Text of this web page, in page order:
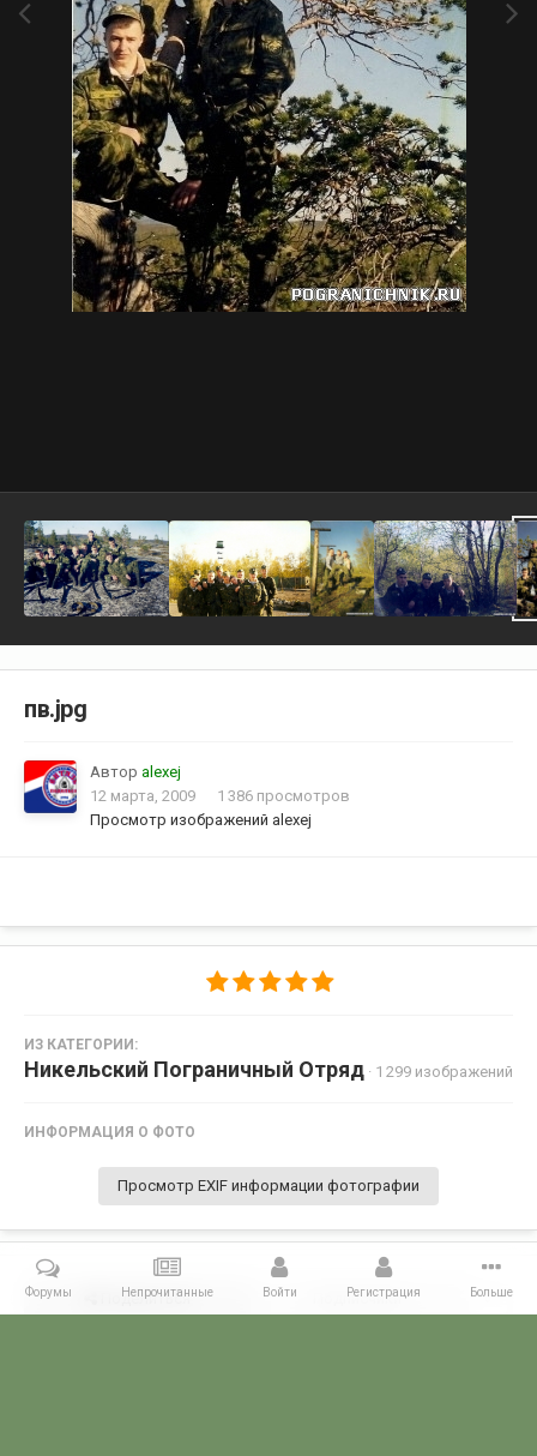
пв.jpg
Автор alexej
12 марта, 2009
1 386 просмотров
Просмотр изображений alexej
ИЗ КАТЕГОРИИ:
Никельский Пограничный Отряд · 1 299 изображений
ИНФОРМАЦИЯ О ФОТО
Просмотр EXIF информации фотографии
Поделиться Подписчики 0
Форумы Непрочитанные Войти Регистрация Больше